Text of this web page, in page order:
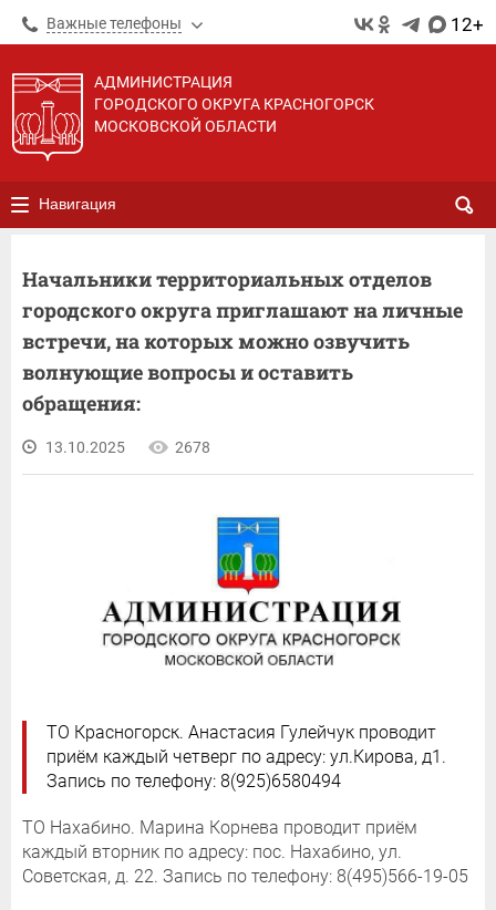
Важные телефоны 12+
АДМИНИСТРАЦИЯ
ГОРОДСКОГО ОКРУГА КРАСНОГОРСК
МОСКОВСКОЙ ОБЛАСТИ
Навигация
Начальники территориальных отделов
городского округа приглашают на личные
встречи, на которых можно озвучить
волнующие вопросы и оставить
обращения:
13.10.2025 2678
ТО Красногорск. Анастасия Гулейчук проводит
приём каждый четверг по адресу: ул.Кирова, д1.
Запись по телефону: 8(925)6580494
ТО Нахабино. Марина Корнева проводит приём
каждый вторник по адресу: пос. Нахабино, ул.
Советская, д. 22. Запись по телефону: 8(495)566-19-05